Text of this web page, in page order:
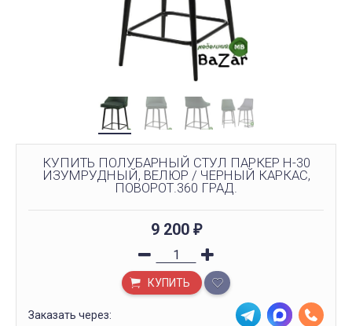
КУПИТЬ ПОЛУБАРНЫЙ СТУЛ ПАРКЕР H-30
ИЗУМРУДНЫЙ, ВЕЛЮР / ЧЕРНЫЙ КАРКАС,
ПОВОРОТ.360 ГРАД.
9 200 ₽
КУПИТЬ
Заказать через: